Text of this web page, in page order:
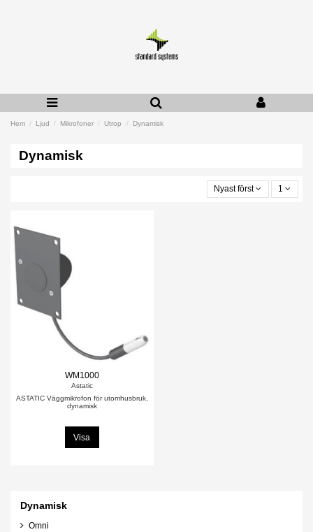
Hem Ljud Mikrofoner Utrop Dynamisk
Dynamisk
Nyast först 1
WM1000
Astatic
ASTATIC Väggmikrofon för utomhusbruk,
dynamisk
Visa
Dynamisk
Omni